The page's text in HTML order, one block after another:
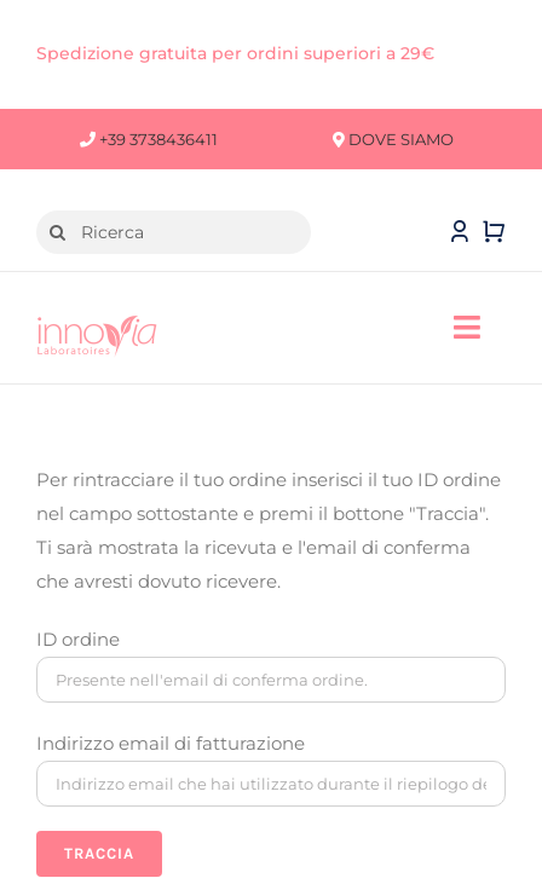
Spedizione gratuita per ordini superiori a 29€
+39 3738436411 DOVE SIAMO
Cerca
CAPELLI
FITOTERAPICI
SOLARI
Per rintracciare il tuo ordine inserisci il tuo ID ordine
nel campo sottostante e premi il bottone "Traccia".
Ti sarà mostrata la ricevuta e l'email di conferma
che avresti dovuto ricevere.
ID ordine
Indirizzo email di fatturazione
TRACCIA